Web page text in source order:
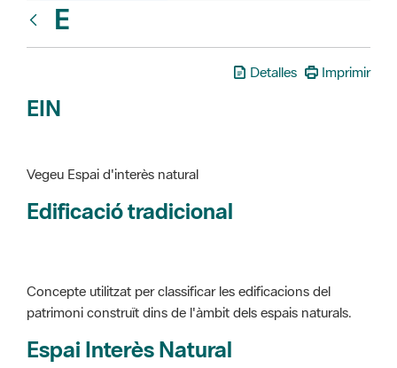
E
Detalles Imprimir
EIN
Vegeu Espai d'interès natural
Edificació tradicional
Concepte utilitzat per classificar les edificacions del
patrimoni construït dins de l'àmbit dels espais naturals.
Espai Interès Natural